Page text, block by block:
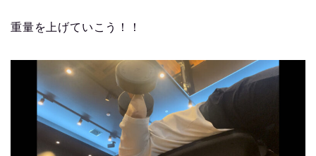
重量を上げていこう！！